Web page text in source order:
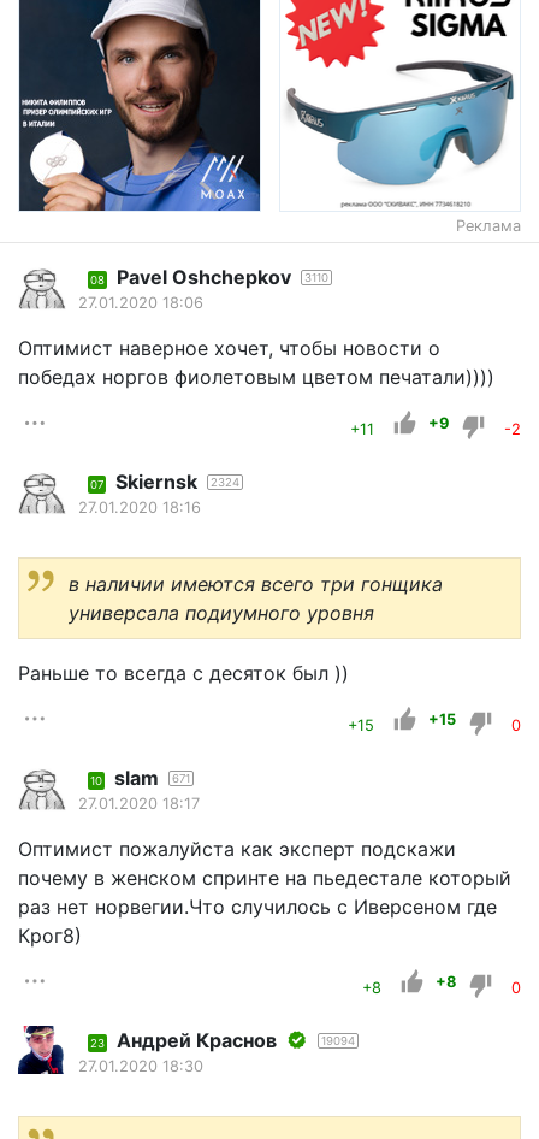
Реклама
08 Pavel Oshchepkov 3110
27.01.2020 18:06
Оптимист наверное хочет, чтобы новости о
победах норгов фиолетовым цветом печатали))))
+11 +9 -2
07 Skiernsk 2324
27.01.2020 18:16
в наличии имеются всего три гонщика
универсала подиумного уровня
Раньше то всегда с десяток был ))
+15 +15 0
10 slam 671
27.01.2020 18:17
Оптимист пожалуйста как эксперт подскажи
почему в женском спринте на пьедестале который
раз нет норвегии.Что случилось с Иверсеном где
Крог8)
+8 +8 0
23 Андрей Краснов 19094
27.01.2020 18:30